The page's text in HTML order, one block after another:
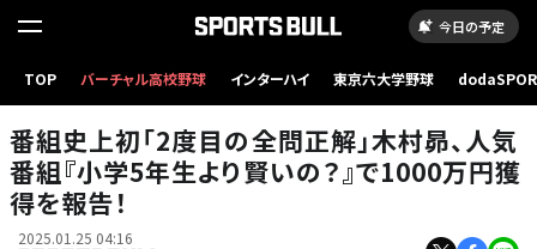
今日の予定
TOP バーチャル高校野球 インターハイ 東京六大学野球
番組史上初「2度目の全問正解」木村昴、人気
番組『小学5年生より賢いの？』で1000万円獲
得を報告！
2025.01.25 04:16